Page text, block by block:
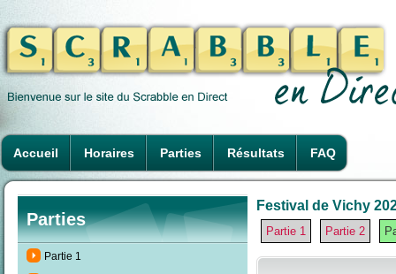
Accueil Horaires Parties Résultats FAQ
Parties
Partie 1
Festival de Vichy
Partie 1 Partie 2